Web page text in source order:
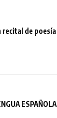
recital de poesía
ESPAÑOLA